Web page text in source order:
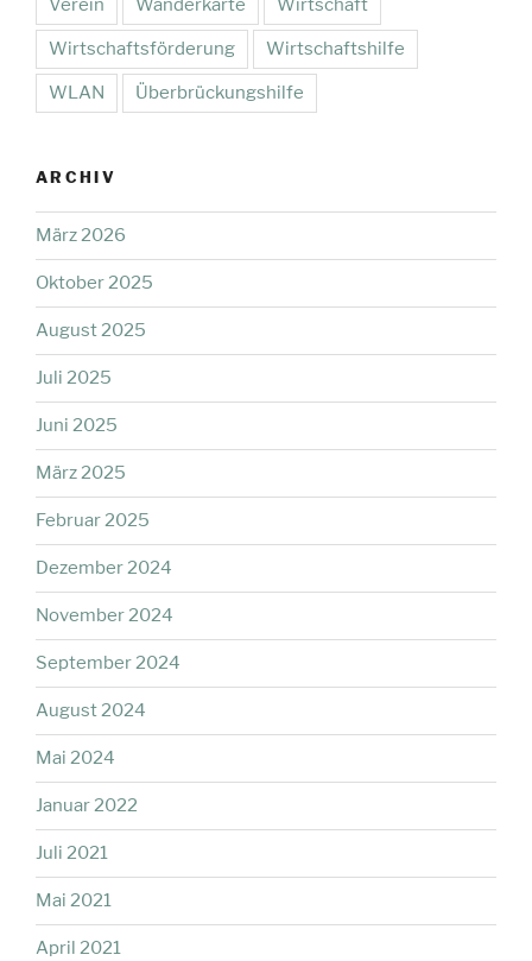
Verein Wanderkarte Wirtschaft
Wirtschaftsförderung Wirtschaftshilfe
WLAN Überbrückungshilfe
ARCHIV
März 2026
Oktober 2025
August 2025
Juli 2025
Juni 2025
März 2025
Februar 2025
Dezember 2024
November 2024
September 2024
August 2024
Mai 2024
Januar 2022
Juli 2021
Mai 2021
April 2021